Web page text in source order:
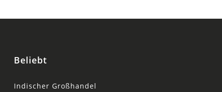
Beliebt
Indischer Großhandel